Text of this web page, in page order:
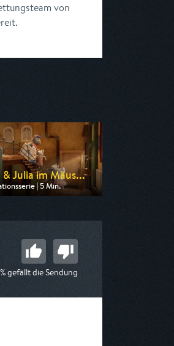
von
& Julia im Mäus...
| 5 Min.
von ZDF
gefällt die Sendung